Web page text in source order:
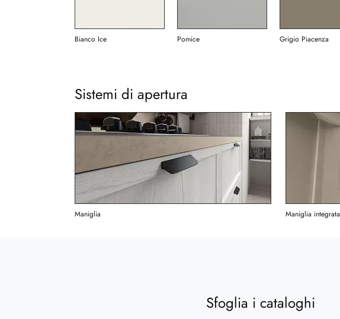
Bianco Ice Pomice Grigio Piacenza
Sistemi di apertura
Maniglia Maniglia integrata
Sfoglia i cataloghi